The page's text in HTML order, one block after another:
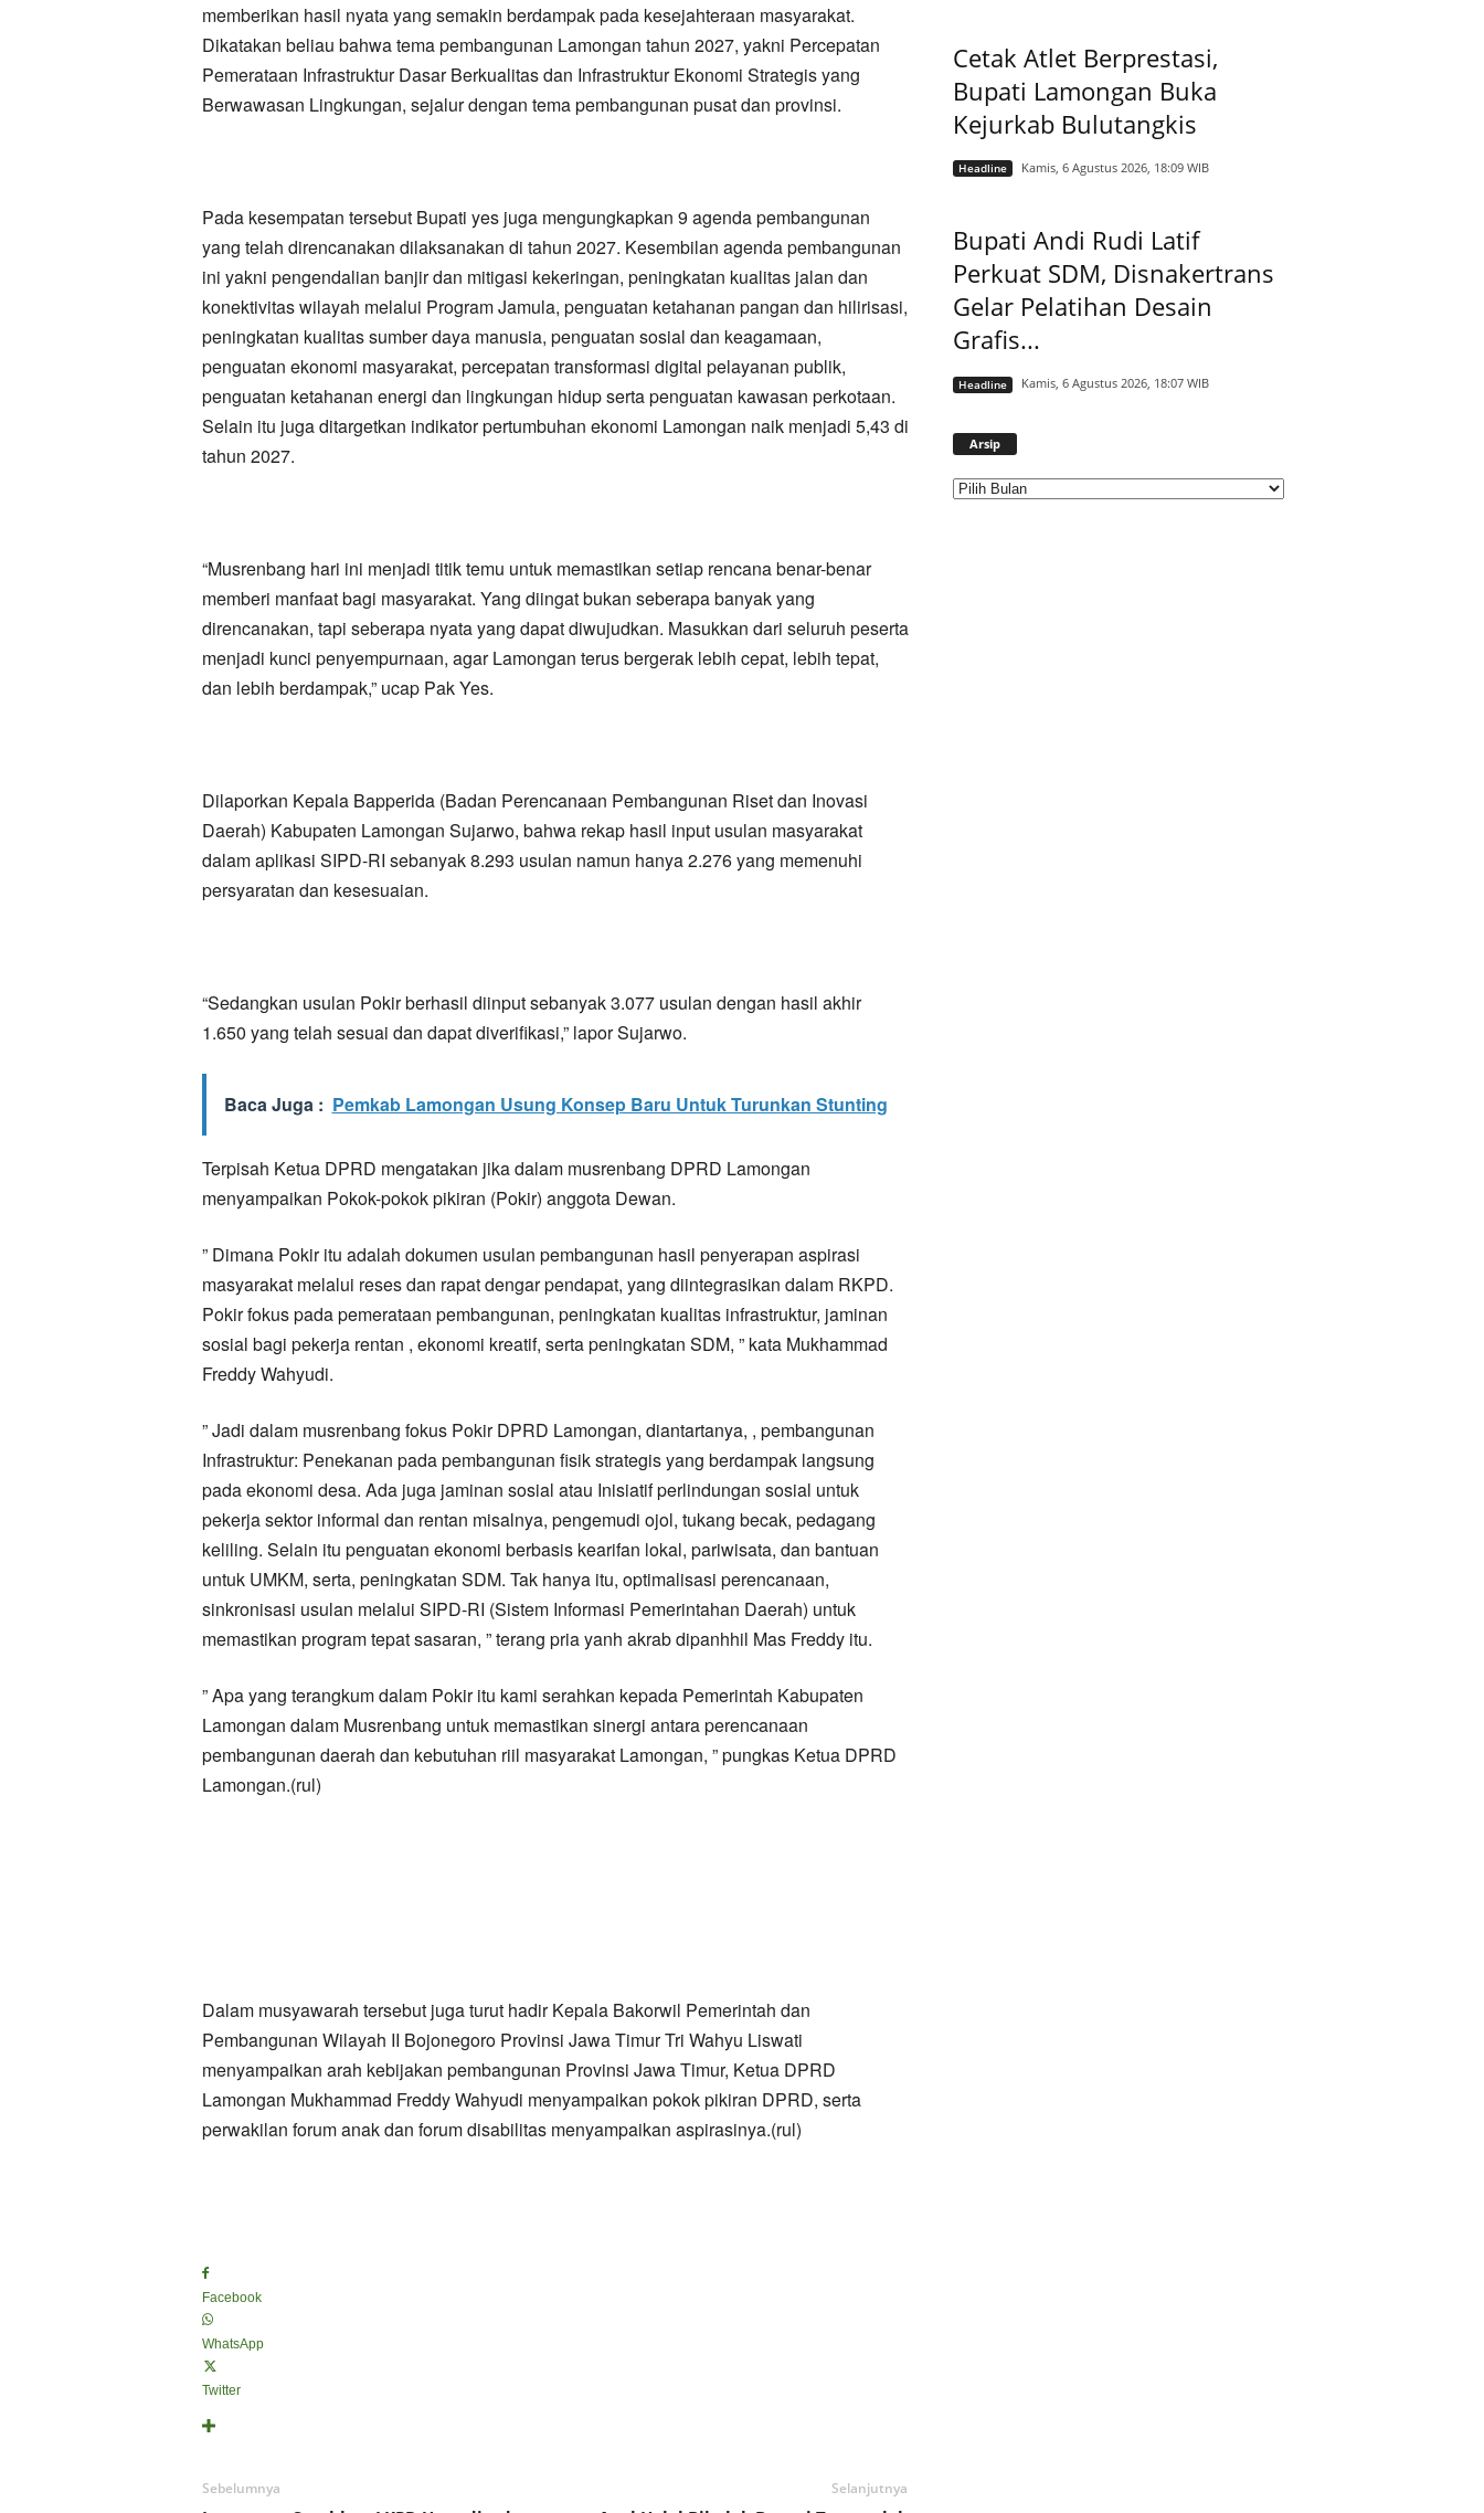
memberikan hasil nyata yang semakin berdampak pada kesejahteraan masyarakat.
Dikatakan beliau bahwa tema pembangunan Lamongan tahun 2027, yakni Percepatan
Pemerataan Infrastruktur Dasar Berkualitas dan Infrastruktur Ekonomi Strategis yang
Berwawasan Lingkungan, sejalur dengan tema pembangunan pusat dan provinsi.
Pada kesempatan tersebut Bupati yes juga mengungkapkan 9 agenda pembangunan
yang telah direncanakan dilaksanakan di tahun 2027. Kesembilan agenda pembangunan
ini yakni pengendalian banjir dan mitigasi kekeringan, peningkatan kualitas jalan dan
konektivitas wilayah melalui Program Jamula, penguatan ketahanan pangan dan hilirisasi,
peningkatan kualitas sumber daya manusia, penguatan sosial dan keagamaan,
penguatan ekonomi masyarakat, percepatan transformasi digital pelayanan publik,
penguatan ketahanan energi dan lingkungan hidup serta penguatan kawasan perkotaan.
Selain itu juga ditargetkan indikator pertumbuhan ekonomi Lamongan naik menjadi 5,43 di
tahun 2027.
“Musrenbang hari ini menjadi titik temu untuk memastikan setiap rencana benar-benar
memberi manfaat bagi masyarakat. Yang diingat bukan seberapa banyak yang
direncanakan, tapi seberapa nyata yang dapat diwujudkan. Masukkan dari seluruh peserta
menjadi kunci penyempurnaan, agar Lamongan terus bergerak lebih cepat, lebih tepat,
dan lebih berdampak,” ucap Pak Yes.
Dilaporkan Kepala Bapperida (Badan Perencanaan Pembangunan Riset dan Inovasi
Daerah) Kabupaten Lamongan Sujarwo, bahwa rekap hasil input usulan masyarakat
dalam aplikasi SIPD-RI sebanyak 8.293 usulan namun hanya 2.276 yang memenuhi
persyaratan dan kesesuaian.
“Sedangkan usulan Pokir berhasil diinput sebanyak 3.077 usulan dengan hasil akhir
1.650 yang telah sesuai dan dapat diverifikasi,” lapor Sujarwo.
Baca Juga : Pemkab Lamongan Usung Konsep Baru Untuk Turunkan Stunting
Terpisah Ketua DPRD mengatakan jika dalam musrenbang DPRD Lamongan
menyampaikan Pokok-pokok pikiran (Pokir) anggota Dewan.
” Dimana Pokir itu adalah dokumen usulan pembangunan hasil penyerapan aspirasi
masyarakat melalui reses dan rapat dengar pendapat, yang diintegrasikan dalam RKPD.
Pokir fokus pada pemerataan pembangunan, peningkatan kualitas infrastruktur, jaminan
sosial bagi pekerja rentan , ekonomi kreatif, serta peningkatan SDM, ” kata Mukhammad
Freddy Wahyudi.
” Jadi dalam musrenbang fokus Pokir DPRD Lamongan, diantartanya, , pembangunan
Infrastruktur: Penekanan pada pembangunan fisik strategis yang berdampak langsung
pada ekonomi desa. Ada juga jaminan sosial atau Inisiatif perlindungan sosial untuk
pekerja sektor informal dan rentan misalnya, pengemudi ojol, tukang becak, pedagang
keliling. Selain itu penguatan ekonomi berbasis kearifan lokal, pariwisata, dan bantuan
untuk UMKM, serta, peningkatan SDM. Tak hanya itu, optimalisasi perencanaan,
sinkronisasi usulan melalui SIPD-RI (Sistem Informasi Pemerintahan Daerah) untuk
memastikan program tepat sasaran, ” terang pria yanh akrab dipanhhil Mas Freddy itu.
” Apa yang terangkum dalam Pokir itu kami serahkan kepada Pemerintah Kabupaten
Lamongan dalam Musrenbang untuk memastikan sinergi antara perencanaan
pembangunan daerah dan kebutuhan riil masyarakat Lamongan, ” pungkas Ketua DPRD
Lamongan.(rul)
Dalam musyawarah tersebut juga turut hadir Kepala Bakorwil Pemerintah dan
Pembangunan Wilayah II Bojonegoro Provinsi Jawa Timur Tri Wahyu Liswati
menyampaikan arah kebijakan pembangunan Provinsi Jawa Timur, Ketua DPRD
Lamongan Mukhammad Freddy Wahyudi menyampaikan pokok pikiran DPRD, serta
perwakilan forum anak dan forum disabilitas menyampaikan aspirasinya.(rul)
Facebook
WhatsApp
Twitter
Sebelumnya Selanjutnya
Cetak Atlet Berprestasi,
Bupati Lamongan Buka
Kejurkab Bulutangkis
Headline Kamis, 6 Agustus 2026, 18:09 WIB
Bupati Andi Rudi Latif
Perkuat SDM, Disnakertrans
Gelar Pelatihan Desain
Grafis...
Headline Kamis, 6 Agustus 2026, 18:07 WIB
Arsip